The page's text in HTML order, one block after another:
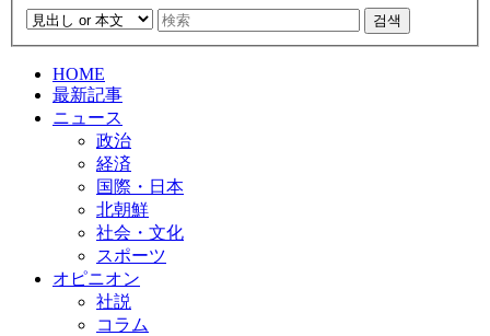
검색
HOME
最新記事
ニュース
政治
経済
国際・日本
北朝鮮
社会・文化
スポーツ
オピニオン
社説
コラム